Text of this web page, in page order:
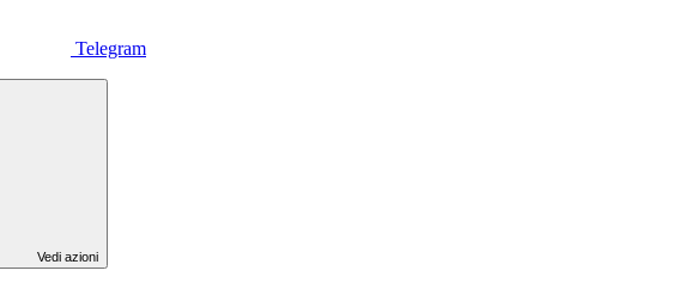
Telegram
Vedi azioni